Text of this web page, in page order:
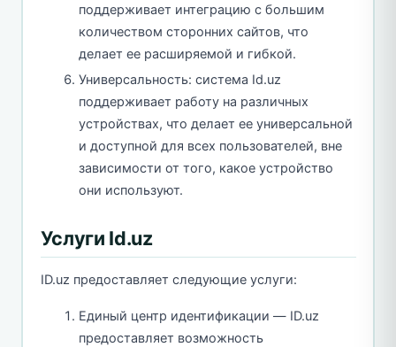
поддерживает интеграцию с большим
количеством сторонних сайтов, что
делает ее расширяемой и гибкой.
Универсальность: система Id.uz
поддерживает работу на различных
устройствах, что делает ее универсальной
и доступной для всех пользователей, вне
зависимости от того, какое устройство
они используют.
Услуги Id.uz
ID.uz предоставляет следующие услуги:
Единый центр идентификации — ID.uz
предоставляет возможность